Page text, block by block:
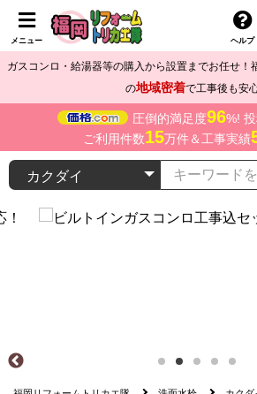
メニュー ヘルプ
ガスコンロ・給湯器等の購入から設置までお任せ！
の地域密着で工事後も安
圧倒的満足度96%! 投
ご利用件数15万件＆工事実績